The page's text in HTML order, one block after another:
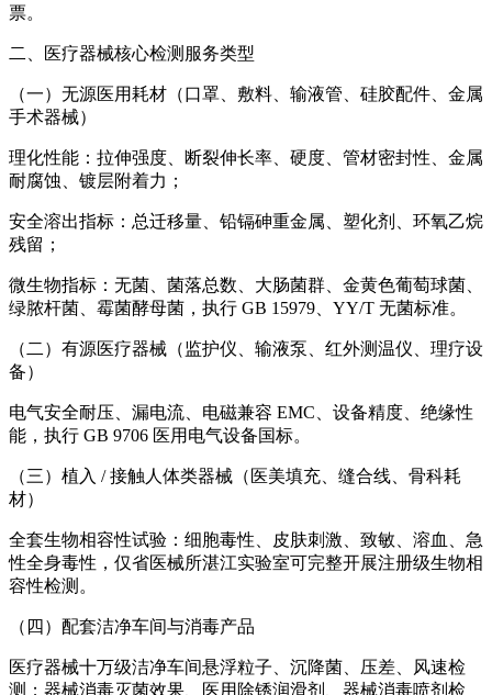
票。
二、医疗器械核心检测服务类型
（一）无源医用耗材（口罩、敷料、输液管、硅胶配件、金属
手术器械）
理化性能：拉伸强度、断裂伸长率、硬度、管材密封性、金属
耐腐蚀、镀层附着力；
安全溶出指标：总迁移量、铅镉砷重金属、塑化剂、环氧乙烷
残留；
微生物指标：无菌、菌落总数、大肠菌群、金黄色葡萄球菌、
绿脓杆菌、霉菌酵母菌，执行 GB 15979、YY/T 无菌标准。
（二）有源医疗器械（监护仪、输液泵、红外测温仪、理疗设
备）
电气安全耐压、漏电流、电磁兼容 EMC、设备精度、绝缘性
能，执行 GB 9706 医用电气设备国标。
（三）植入 / 接触人体类器械（医美填充、缝合线、骨科耗
材）
全套生物相容性试验：细胞毒性、皮肤刺激、致敏、溶血、急
性全身毒性，仅省医械所湛江实验室可完整开展注册级生物相
容性检测。
（四）配套洁净车间与消毒产品
医疗器械十万级洁净车间悬浮粒子、沉降菌、压差、风速检
测；器械消毒灭菌效果、医用除锈润滑剂、器械消毒喷剂检